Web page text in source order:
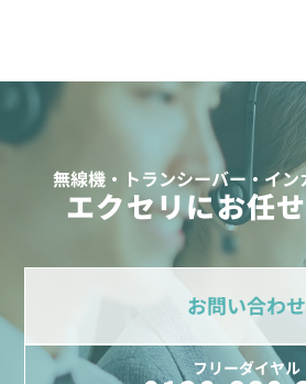
無線機・トランシーバー・イ
エクセリにお任
お問い合わせ
フリーダイヤル